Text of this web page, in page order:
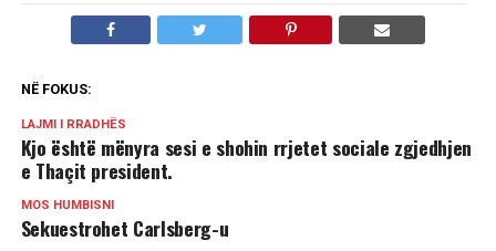
NË FOKUS:
LAJMI I RRADHËS
Kjo është mënyra sesi e shohin rrjetet sociale zgjedhjen
e Thaçit president.
MOS HUMBISNI
Sekuestrohet Carlsberg-u